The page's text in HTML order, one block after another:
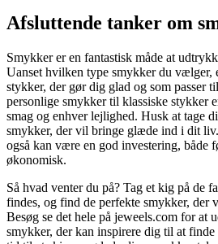
Afsluttende tanker om
Smykker er en fantastisk måde at
Uanset hvilken type smykker du vælger,
stykker, der gør dig glad og som passer
personlige smykker til klassiske stykker
smag og enhver lejlighed. Husk at tage
smykker, der vil bringe glæde ind i dit
også kan være en god investering, både
økonomisk.
Så hvad venter du på? Tag et kig på de
findes, og find de perfekte smykker, der
Besøg se det hele på jeweels.com for at
smykker, der kan inspirere dig til at